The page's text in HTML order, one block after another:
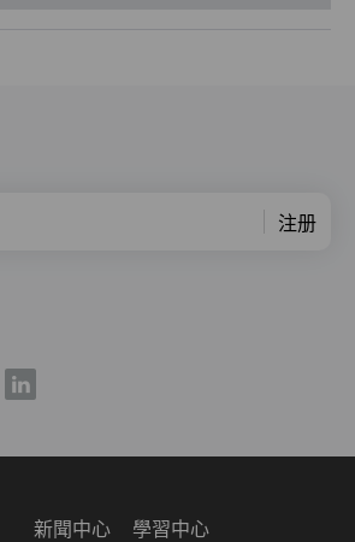
注册
新聞中心 學習中心